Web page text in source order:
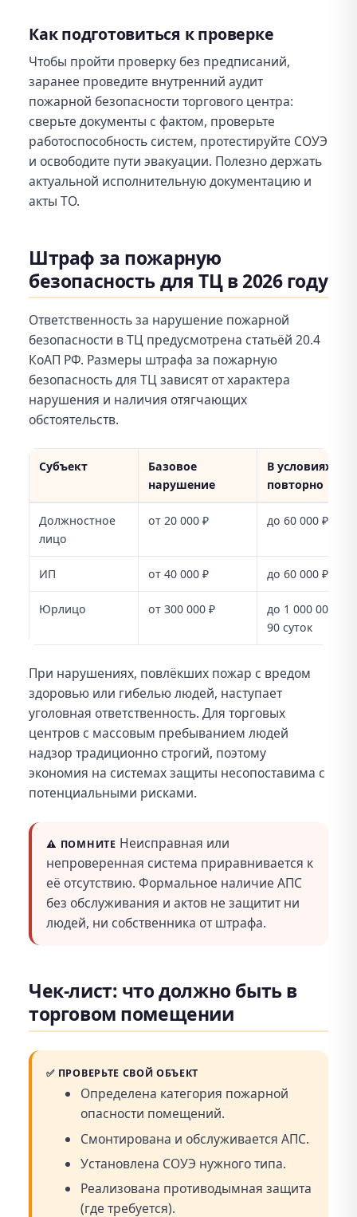
Как подготовиться к проверке
Чтобы пройти проверку без предписаний,
заранее проведите внутренний аудит
пожарной безопасности торгового центра:
сверьте документы с фактом, проверьте
работоспособность систем, протестируйте СОУЭ
и освободите пути эвакуации. Полезно держать
актуальной исполнительную документацию и
акты ТО.
Штраф за пожарную
безопасность для ТЦ в 2026 году
Ответственность за нарушение пожарной
безопасности в ТЦ предусмотрена статьёй 20.4
КоАП РФ. Размеры штрафа за пожарную
безопасность для ТЦ зависят от характера
нарушения и наличия отягчающих
обстоятельств.
Субъект
Базовое
нарушение
В условиях
повторно
Должностное
лицо
от 20 000 ₽ до 60 000 ₽
ИП от 40 000 ₽ до 60 000 ₽ /
Юрлицо от 300 000 ₽
до 1 000 000 ₽ /
90 суток
При нарушениях, повлёкших пожар с вредом
здоровью или гибелью людей, наступает
уголовная ответственность. Для торговых
центров с массовым пребыванием людей
надзор традиционно строгий, поэтому
экономия на системах защиты несопоставима с
потенциальными рисками.
⚠️ ПОМНИТЕ Неисправная или
непроверенная система приравнивается к
её отсутствию. Формальное наличие АПС
без обслуживания и актов не защитит ни
людей, ни собственника от штрафа.
Чек-лист: что должно быть в
торговом помещении
✅ ПРОВЕРЬТЕ СВОЙ ОБЪЕКТ
Определена категория пожарной
опасности помещений.
Смонтирована и обслуживается АПС.
Установлена СОУЭ нужного типа.
Реализована противодымная защита
(где требуется).